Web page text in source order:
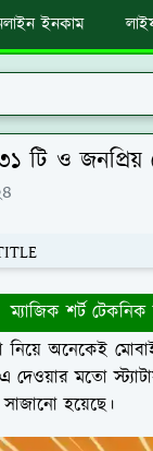
ইনকাম
টি ও
ম্যাজিক শর্ট
অনেকেই
দেওয়ার মতো
হয়েছে।